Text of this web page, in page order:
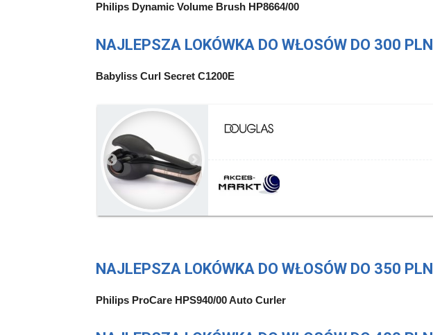
Philips Dynamic Volume Brush HP8664/00
NAJLEPSZA LOKÓWKA DO WŁOSÓW DO 300 PLN
Babyliss Curl Secret C1200E
NAJLEPSZA LOKÓWKA DO WŁOSÓW DO 350 PLN
Philips ProCare HPS940/00 Auto Curler